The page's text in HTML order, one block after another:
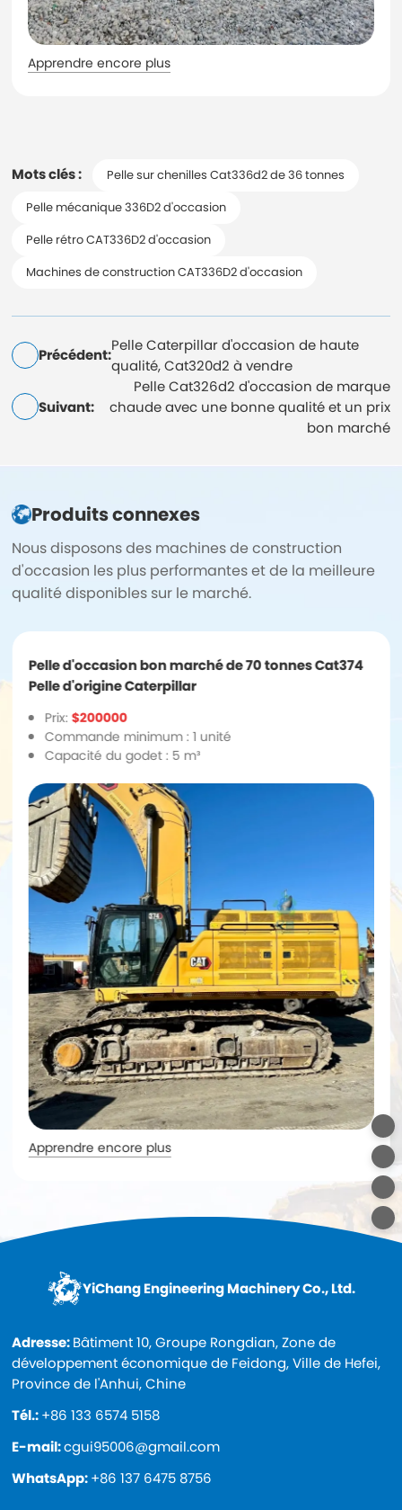
Apprendre encore plus
Mots clés :
Pelle sur chenilles Cat336d2 de 36 tonnes
Pelle mécanique 336D2 d'occasion
Pelle rétro CAT336D2 d'occasion
Machines de construction CAT336D2 d'occasion
Précédent:
Pelle Caterpillar d'occasion de haute
qualité, Cat320d2 à vendre
Suivant:
Pelle Cat326d2 d'occasion de marque
chaude avec une bonne qualité et un prix
bon marché
Produits connexes
Nous disposons des machines de construction
d'occasion les plus performantes et de la meilleure
qualité disponibles sur le marché.
Pelle d'occasion bon marché de 70 tonnes Cat374
Pelle d'origine Caterpillar
Prix: $200000
Commande minimum : 1 unité
Capacité du godet : 5 m³
Apprendre encore plus
YiChang Engineering Machinery Co., Ltd.
Adresse:Bâtiment 10, Groupe Rongdian, Zone de
développement économique de Feidong, Ville de Hefei,
Province de l'Anhui, Chine
Tél.:+86 133 6574 5158
E-mail:cgui95006@gmail.com
WhatsApp:+86 137 6475 8756